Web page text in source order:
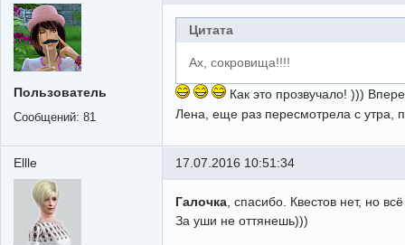
Пользователь
Сообщений: 81
Цитата
Ах, сокровища!!!!
Как это прозвучало! )))
Лена, еще раз пересмотрела с утра,
Ellle 17.07.2016 10:51:34
Галочка, спасибо. Квестов нет, но
За уши не оттянешь)))